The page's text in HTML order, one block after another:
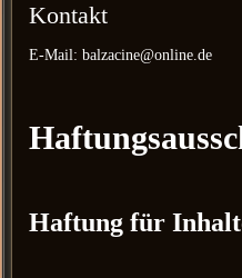
Kontakt
E-Mail: balzacine@online.de
Haftung für